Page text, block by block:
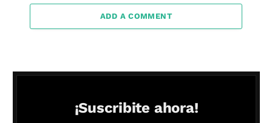
ADD A COMMENT
¡Suscribite ahora!